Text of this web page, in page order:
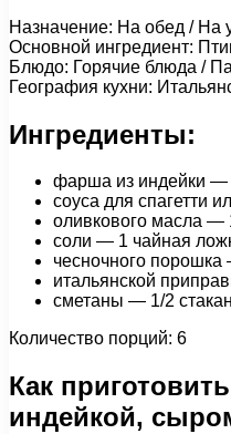
Назначение: На обед / На
Основной ингредиент:
Блюдо: Горячие блюда /
География кухни:
Ингредиенты:
фарша из индейки —
соуса для спагетти
оливкового масла —
соли — 1 чайная
чесночного
итальянской
сметаны — 1/2
Количество порций: 6
Как
индейкой,